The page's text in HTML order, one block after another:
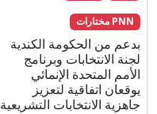
PNN مختارات
بدعم من الحكومة الكندية
لجنة الانتخابات وبرنامج
الأمم المتحدة الإنمائي
يوقعان اتفاقية لتعزيز
جاهزية الانتخابات التشريعية